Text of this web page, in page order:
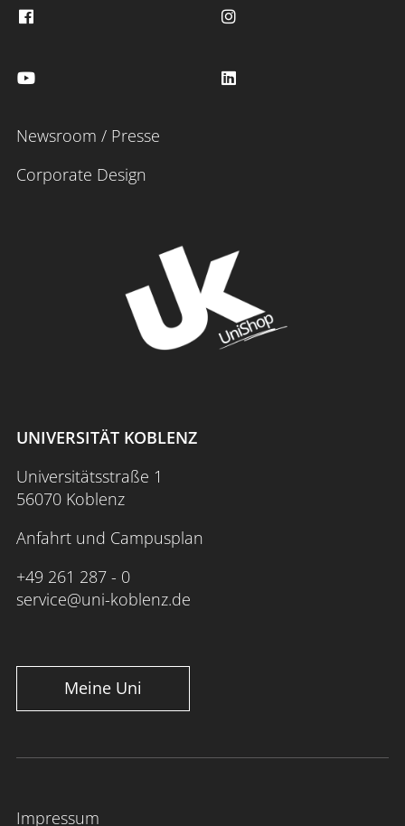
Newsroom / Presse
Corporate Design
UNIVERSITÄT KOBLENZ
Universitätsstraße 1
56070 Koblenz
Anfahrt und Campusplan
+49 261 287 - 0
service@uni-koblenz.de
Meine Uni
Impressum